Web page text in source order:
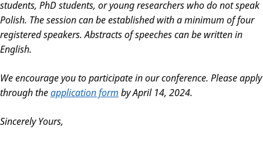
students, PhD students, or young researchers who do not speak
Polish. The session can be established with a minimum of four
registered speakers. Abstracts of speeches can be written in
English.
We encourage you to participatein our conference. Please apply
through theapplication form by April 14, 2024.
Sincerely Yours,